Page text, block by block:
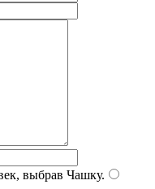
выбрав Чашку.